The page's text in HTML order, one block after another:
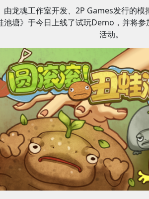
由龙魂工作室开发、2P Games发行的模
池塘》于今日上线了试玩Demo，并将
活动。